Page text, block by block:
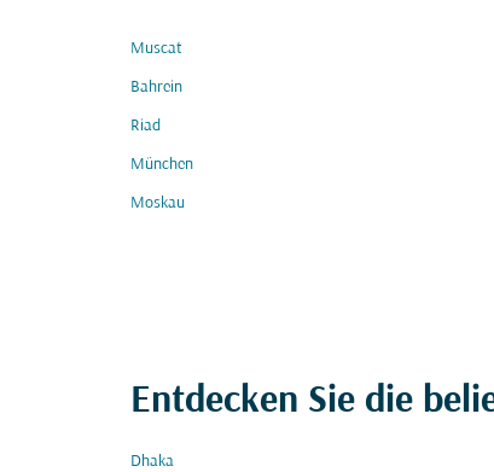
Muscat
Bahrein
Riad
München
Moskau
Entdecken Sie die
Dhaka